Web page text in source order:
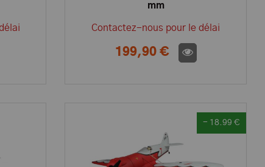
mm
Contactez-nous pour le délai
199,90 €
- 18.99 €